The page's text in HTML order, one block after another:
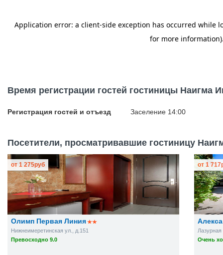
Время регистрации гостей гостиницы Наигма
Регистрация гостей и отъезд Заселение 14:00
Посетители, просматривавшие гостиницу
Олимп Первая Линия
Нижнеимеретинская ул., д.151
Превосходно 9.0
от 1 275руб
Очень
от 1 717